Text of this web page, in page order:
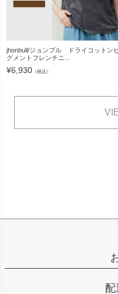
jhonbull/ジョンブル ドライコットン
グメントフレンチニ...
¥6,930 （税込）